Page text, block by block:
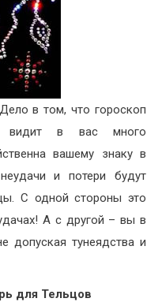
в том, что гороскоп
видит в вас много
вашему знаку в
и потери будут
С одной стороны это
А с другой – вы в
допуская тунеядства и
для Тельцов